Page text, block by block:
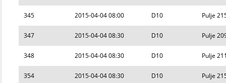
345 2015-04-04 08:00 D10 Pulje
347 2015-04-04 08:30 D10 Pulje
348 2015-04-04 08:30 D10 Pulje
354 2015-04-04 08:30 D10 Pulje